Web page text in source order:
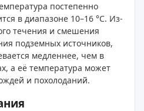
постепенно
в диапазоне 10–16 °C. Из-
течения и смешения
подземных источников,
медленнее, чем в
а её температура может
и похолоданий.